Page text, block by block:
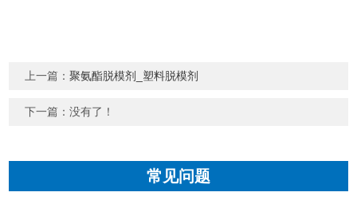
上一篇：聚氨酯脱模剂_塑料脱模剂
下一篇：没有了！
常见问题